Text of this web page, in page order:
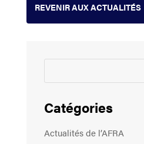
REVENIR AUX ACTUALITÉS
Catégories
Actualités de l’AFRA